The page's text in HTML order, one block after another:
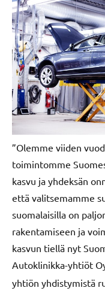
”Olemme viiden
toimintomme
kasvu ja yhdeksän
että valitsemamme
suomalaisilla on
rakentamiseen ja
kasvun tiellä nyt
Autoklinikka-yhtiöt
yhtiön yhdistymistä